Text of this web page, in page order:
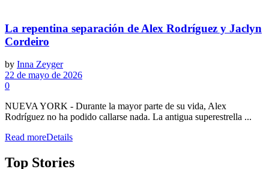
La repentina separación de Alex Rodríguez y Jaclyn
Cordeiro
by Inna Zeyger
22 de mayo de 2026
0
NUEVA YORK - Durante la mayor parte de su vida, Alex
Rodríguez no ha podido callarse nada. La antigua superestrella ...
Read moreDetails
Top Stories